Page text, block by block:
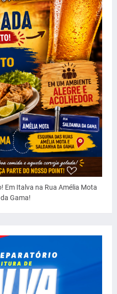
Em Italva na Rua Amélia Mota
Gama!